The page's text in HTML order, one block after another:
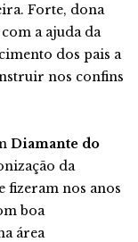
Forte, dona
a ajuda da
dos pais a
nos confins
Diamante do
da
fizeram nos anos
boa
área